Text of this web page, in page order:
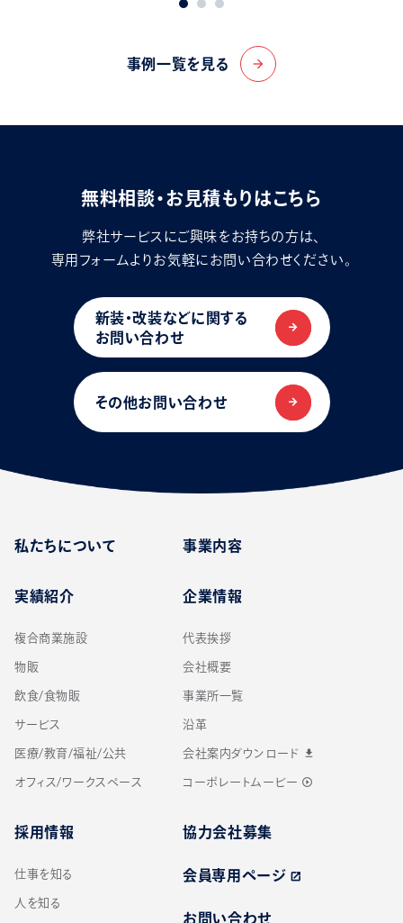
事例一覧を見る arrow_forward
無料相談・お見積もりはこちら
弊社サービスにご興味をお持ちの方は、
専用フォームよりお気軽にお問い合わせください。
新装・改装などに関する
お問い合わせ
その他お問い合わせ
私たちについて
実績紹介
複合商業施設
物販
飲食/食物販
サービス
医療/教育/福祉/公共
オフィス/ワークスペース
事業内容
企業情報
代表挨拶
会社概要
事業所一覧
沿革
会社案内ダウンロード download
コーポレートムービー play_circle_outline
採用情報
仕事を知る
人を知る
協力会社募集
会員専用ページ open_in_new
お問い合わせ